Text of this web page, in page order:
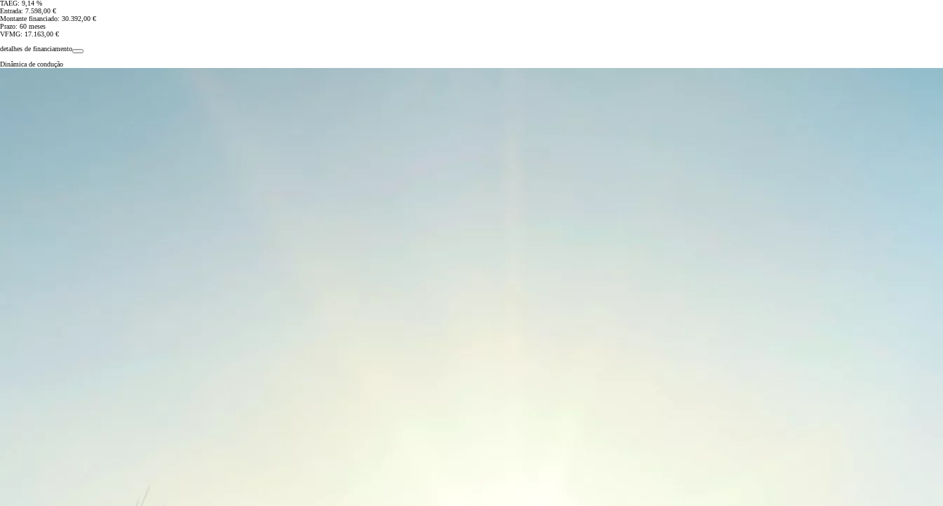
Em TOYOTA EASY 462,52 €/Mês
TAEG: 9,20 %
Entrada: 8.494,00 €
Montante financiado: 33.976,00 €
Prazo: 60 meses
VFMG: 16.313,00 €
TAEG: 9,14 %
Entrada: 7.598,00 €
Montante financiado: 30.392,00 €
Prazo: 60 meses
VFMG: 17.163,00 €
detalhes de financiamento
Dinâmica de condução